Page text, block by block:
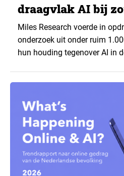
draagvlak AI bij
CZ
Miles Research voerde in
onderzoek uit onder ruim
hun houding tegenover AI in
toepassingen, en waar
artikel is aangeleverd door
Research. ▼ De uitkomsten